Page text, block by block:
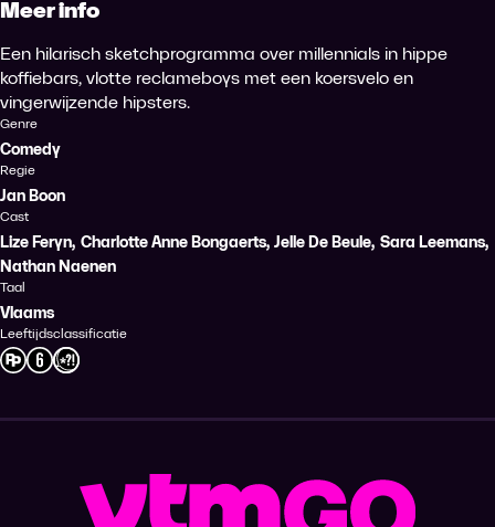
Meer info
Een hilarisch sketchprogramma over millennials in hippe
koffiebars, vlotte reclameboys met een koersvelo en
vingerwijzende hipsters.
Genre
Comedy
Regie
Jan Boon
Cast
Lize Feryn, Charlotte Anne Bongaerts, Jelle De Beule, Sara Leemans,
Nathan Naenen
Taal
Vlaams
Leeftijdsclassificatie